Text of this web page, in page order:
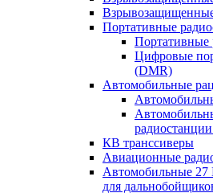
Портативные
Портативные
Цифровые
(DMR)
Автомобильные
КВ транссиверы
Авиационные
Автомобильные
для